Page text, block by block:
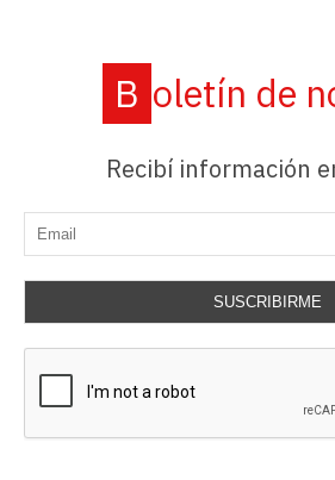
Boletín de
Recibí información
SUSCRIBIRME